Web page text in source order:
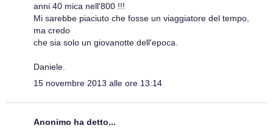
anni 40 mica nell'800 !!!
Mi sarebbe piaciuto che fosse un viaggiatore del tempo,
ma credo
che sia solo un giovanotte dell'epoca.
Daniele.
15 novembre 2013 alle ore 13:14
Anonimo ha detto...